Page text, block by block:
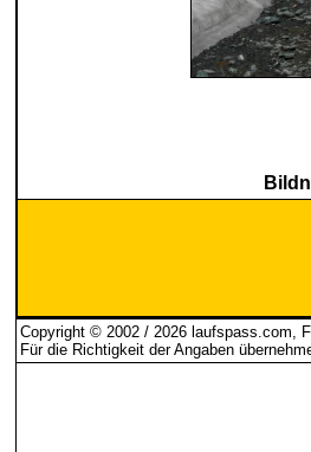
Copyright © 2002 / 2026 laufspass.com,
Für die Richtigkeit der Angaben